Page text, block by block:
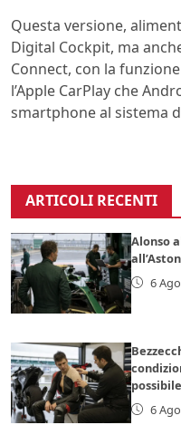
Questa versione,
Digital Cockpit, ma
Connect, con la
l’Apple CarPlay che
smartphone al sistema
ARTICOLI RECENTI
Alonso
6
possibile
6